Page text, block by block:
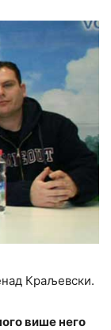
Краљевски.
више него